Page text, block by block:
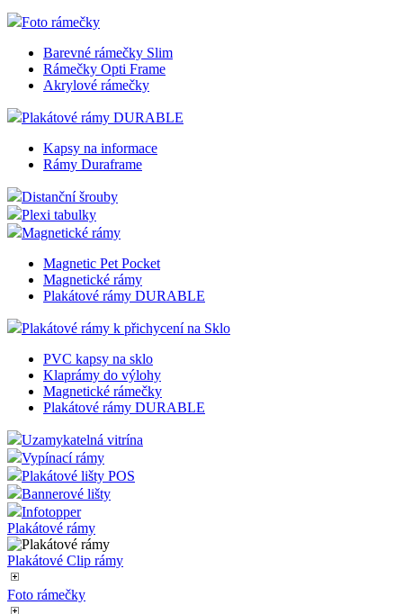
Foto rámečky
Barevné rámečky Slim
Rámečky Opti Frame
Akrylové rámečky
Plakátové rámy DURABLE
Kapsy na informace
Rámy Duraframe
Distanční šrouby
Plexi tabulky
Magnetické rámy
Magnetic Pet Pocket
Magnetické rámy
Plakátové rámy DURABLE
Plakátové rámy k přichycení na Sklo
PVC kapsy na sklo
Klaprámy do výlohy
Magnetické rámečky
Plakátové rámy DURABLE
Uzamykatelná vitrína
Vypínací rámy
Plakátové lišty POS
Bannerové lišty
Infotopper
Plakátové rámy
Plakátové Clip rámy
Foto rámečky